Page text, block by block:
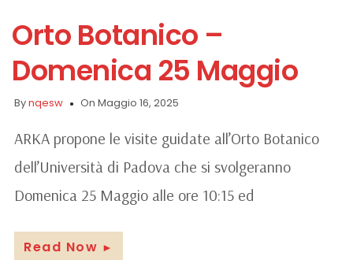
Orto Botanico –
Domenica 25 Maggio
Bynqesw On Maggio 16, 2025
ARKA propone le visite guidate all’Orto Botanico
dell’Università di Padova che si svolgeranno
Domenica 25 Maggio alle ore 10:15 ed
Read Now ►